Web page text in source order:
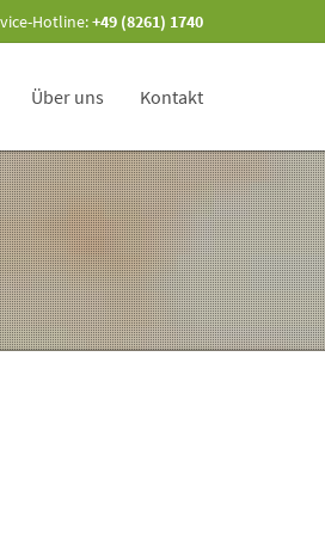
Hotline:+49 (8261) 1740
Über uns Kontakt